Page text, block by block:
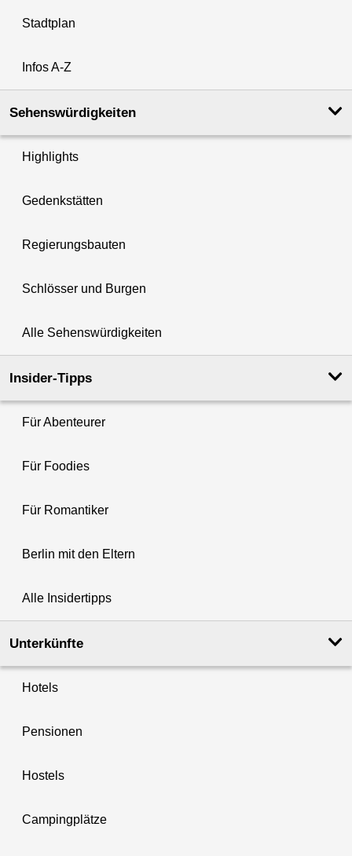
Stadtplan
Infos A-Z
Sehenswürdigkeiten
Highlights
Gedenkstätten
Regierungsbauten
Schlösser und Burgen
Alle Sehenswürdigkeiten
Insider-Tipps
Für Abenteurer
Für Foodies
Für Romantiker
Berlin mit den Eltern
Alle Insidertipps
Unterkünfte
Hotels
Pensionen
Hostels
Campingplätze